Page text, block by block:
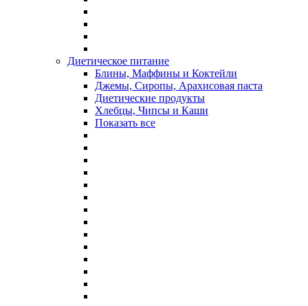
Диетическое питание
Блины, Маффины и Коктейли
Джемы, Сиропы, Арахисовая паста
Диетические продукты
Хлебцы, Чипсы и Каши
Показать все